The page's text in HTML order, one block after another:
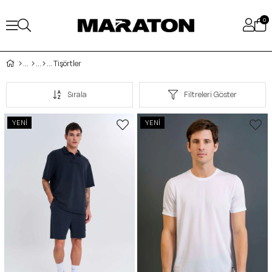
0
Tişörtler
Filtreleri Göster
Sırala
YENI
YENI